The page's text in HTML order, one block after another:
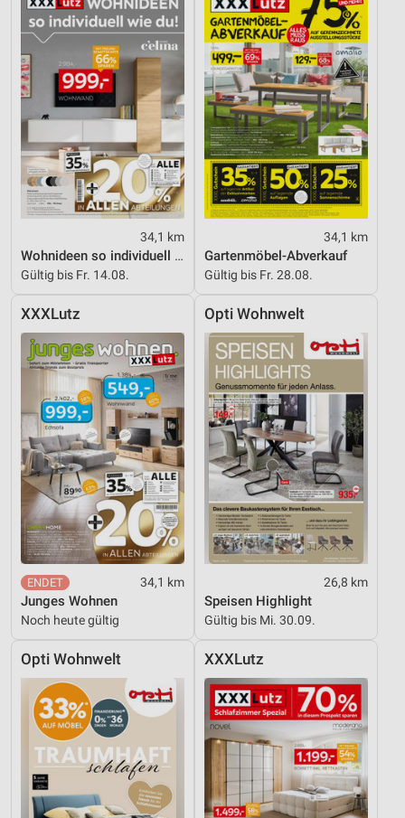
34,1 km
Wohnideen so individuell wie du!
Gültig bis Fr. 14.08.
34,1 km
Gartenmöbel-Abverkauf
Gültig bis Fr. 28.08.
XXXLutz
34,1 km
Junges Wohnen
Noch heute gültig
Opti Wohnwelt
26,8 km
Speisen Highlight
Gültig bis Mi. 30.09.
Opti Wohnwelt XXXLutz